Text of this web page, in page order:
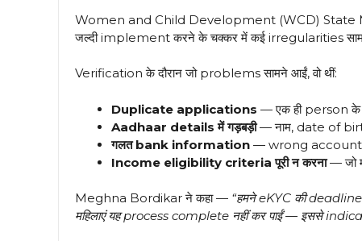
Women and Child Development (WCD) State
जल्दी implement करने के चक्कर में कई irregularities
Verification के दौरान जो problems सामने आईं, वो थीं:
Duplicate applications — एक ही person
Aadhaar details में गड़बड़ी— नाम, date of
गलत bank information — wrong
Income eligibility criteria पूरी न करना— जो
Meghna Bordikar ने कहा — “हमने eKYC की
महिलाएं यह process complete नहीं कर पाईं — इससे